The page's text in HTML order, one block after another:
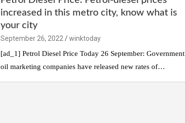
increased in this metro city, know what is
your city
September 26, 2022
winktoday
[ad_1] Petrol Diesel Price Today 26 September: Government
oil marketing companies have released new rates of…